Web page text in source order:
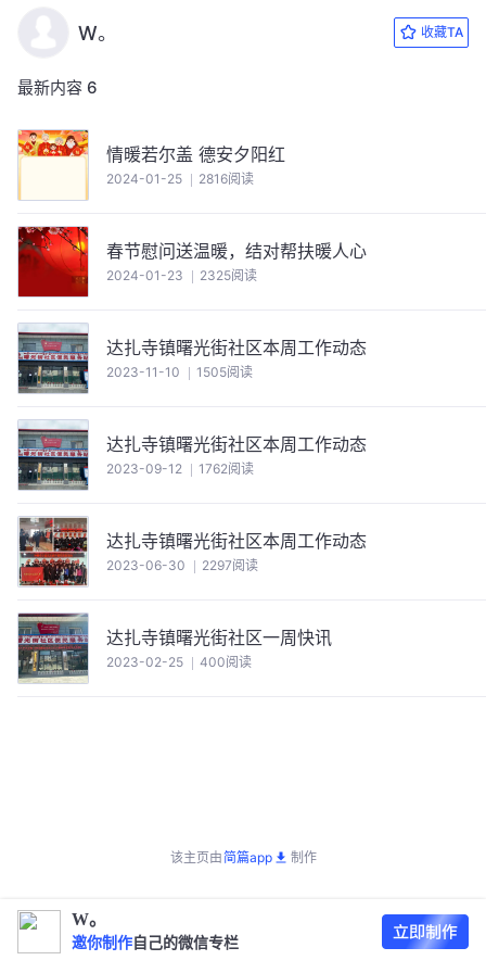
W。 收藏TA
最新内容 6
情暖若尔盖 德安夕阳红
2024-01-25 2816阅读
春节慰问送温暖，结对帮扶暖人心
2024-01-23 2325阅读
达扎寺镇曙光街社区本周工作动态
2023-11-10 1505阅读
达扎寺镇曙光街社区本周工作动态
2023-09-12 1762阅读
达扎寺镇曙光街社区本周工作动态
2023-06-30 2297阅读
达扎寺镇曙光街社区一周快讯
2023-02-25 400阅读
该主页由简篇app 制作
W。
邀你制作 自己的微信专栏